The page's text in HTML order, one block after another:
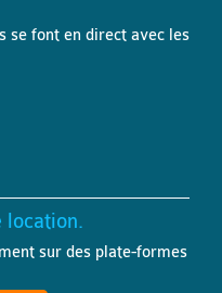
se font en direct avec les
location.
sur des plate-formes